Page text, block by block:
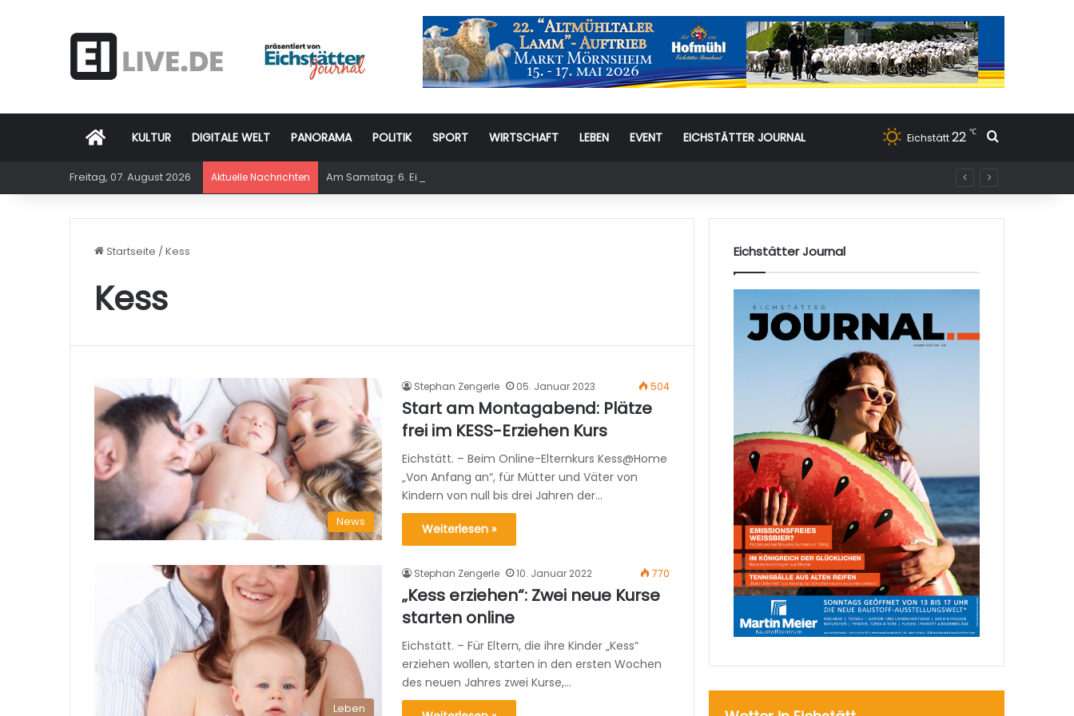
Startseite
KULTUR DIGITALE WELT PANORAMA POLITIK SPORT WIRTSCHAFT LEBEN EVENT EICHSTÄTTER JOURNAL Eichstätt22 ℃ Suchen
Freitag, 07. August 2026 Aktuelle Nachrichten Am Samstag: 6. Eichstätter Kinder- und Jugendtag – für ganze Familie
Startseite /Kess
Kess
News
Stephan Zengerle 05. Januar 2023 504
Start am Montagabend: Plätze
frei im KESS-Erziehen Kurs
Eichstätt. – Beim Online-Elternkurs Kess@Home
„Von Anfang an“, für Mütter und Väter von
Kindern von null bis drei Jahren der…
Weiterlesen »
Leben
Stephan Zengerle 10. Januar 2022 770
„Kess erziehen“: Zwei neue Kurse
starten online
Eichstätt. – Für Eltern, die ihre Kinder „Kess“
erziehen wollen, starten in den ersten Wochen
des neuen Jahres zwei Kurse,…
Eichstätter Journal